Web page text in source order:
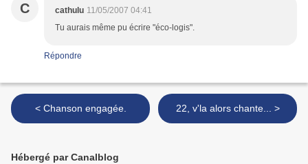
C cathulu 11/05/2007 04:41
Tu aurais même pu écrire "éco-logis".
Répondre
< Chanson engagée. 22, v'la alors chante... >
Hébergé par Canalblog